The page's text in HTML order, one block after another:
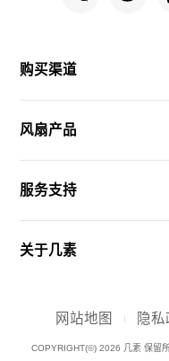
购买渠道
风扇产品
服务支持
关于几素
COPYRIGHT(©) 2026 几素 保留
网站地图 隐